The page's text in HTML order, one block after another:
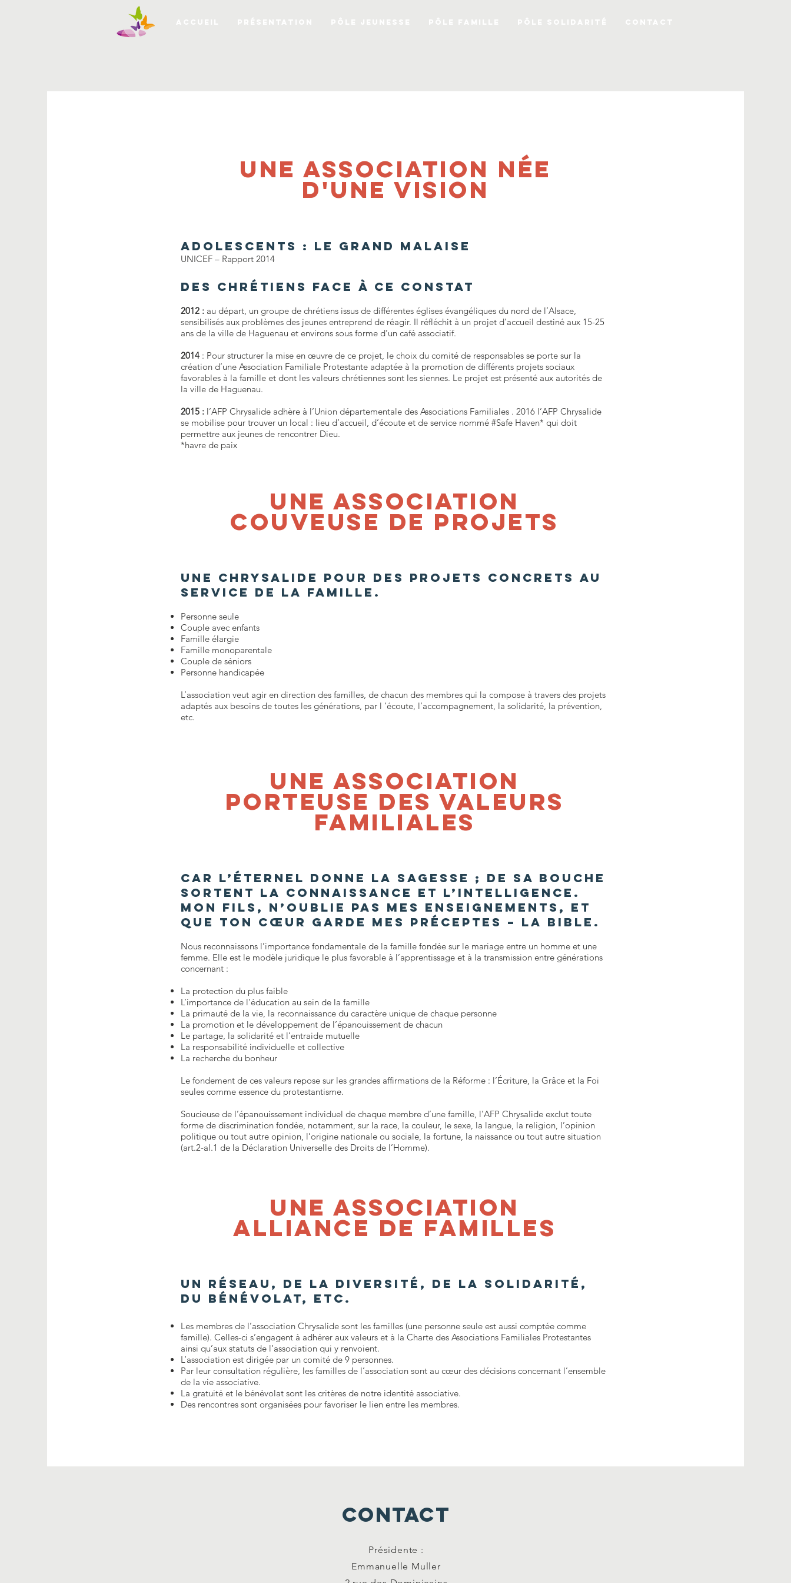
UNE ASSOCIATION NÉE
D'UNE VISION
ADOLESCENTS : LE GRAND MALAISE
UNICEF – Rapport 2014
Des chrétiens face à ce constat
2012 : au départ, un groupe de chrétiens issus de différentes églises évangéliques du nord de l’Alsace,
sensibilisés aux problèmes des jeunes entreprend de réagir. Il réfléchit à un projet d’accueil destiné aux 15-25
ans de la ville de Haguenau et environs sous forme d’un café associatif.
2014 : Pour structurer la mise en œuvre de ce projet, le choix du comité de responsables se porte sur la
création d’une Association Familiale Protestante adaptée à la promotion de différents projets sociaux
favorables à la famille et dont les valeurs chrétiennes sont les siennes. Le projet est présenté aux autorités de
la ville de Haguenau.
2015 : l’AFP Chrysalide adhère à l’Union départementale des Associations Familiales . 2016 l’AFP Chrysalide
se mobilise pour trouver un local : lieu d’accueil, d’écoute et de service nommé #Safe Haven* qui doit
permettre aux jeunes de rencontrer Dieu.
*havre de paix
UNE ASSOCIATION
porteuse des valeurs
familiales
Car l’Éternel donne la sagesse ; de sa bouche
sortent la connaissance et l’intelligence.
Mon fils, n’oublie pas mes enseignements, et
que ton cœur garde mes préceptes – La Bible.
Nous reconnaissons l’importance fondamentale de la famille fondée sur le mariage entre un homme et une
femme. Elle est le modèle juridique le plus favorable à l’apprentissage et à la transmission entre générations
concernant :
La protection du plus faible
L’importance de l’éducation au sein de la famille
La primauté de la vie, la reconnaissance du caractère unique de chaque personne
La promotion et le développement de l’épanouissement de chacun
Le partage, la solidarité et l’entraide mutuelle
La responsabilité individuelle et collective
La recherche du bonheur
Le fondement de ces valeurs repose sur les grandes affirmations de la Réforme : l’Écriture, la Grâce et la Foi
seules comme essence du protestantisme.
Soucieuse de l’épanouissement individuel de chaque membre d’une famille, l’AFP Chrysalide exclut toute
forme de discrimination fondée, notamment, sur la race, la couleur, le sexe, la langue, la religion, l’opinion
politique ou tout autre opinion, l’origine nationale ou sociale, la fortune, la naissance ou tout autre situation
(art.2-al.1 de la Déclaration Universelle des Droits de l’Homme).
UNE ASSOCIATION
COUVEUSE DE PROJETS
Une chrysalide pour des projets concrets au
service de la famille.
Personne seule
Couple avec enfants
Famille élargie
Famille monoparentale
Couple de séniors
Personne handicapée
L’association veut agir en direction des familles, de chacun des membres qui la compose à travers des projets
adaptés aux besoins de toutes les générations, par l ’écoute, l’accompagnement, la solidarité, la prévention,
etc.
UNE ASSOCIATION
alliance de familles
Un réseau, de la diversité, de la solidarité,
du bénévolat, etc.
Les membres de l’association Chrysalide sont les familles (une personne seule est aussi comptée comme
famille). Celles-ci s’engagent à adhérer aux valeurs et à la Charte des Associations Familiales Protestantes
ainsi qu’aux statuts de l’association qui y renvoient.
L’association est dirigée par un comité de 9 personnes.
Par leur consultation régulière, les familles de l’association sont au cœur des décisions concernant l’ensemble
de la vie associative.
La gratuité et le bénévolat sont les critères de notre identité associative.
Des rencontres sont organisées pour favoriser le lien entre les membres.
CONTACT
Présidente :
Emmanuelle Muller